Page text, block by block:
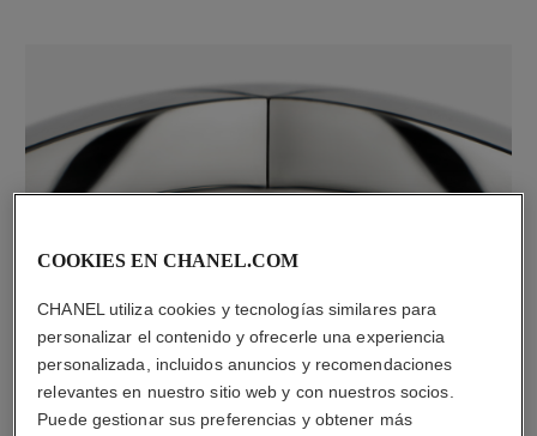
Oro blanco de 18 quilates
DESCUBRA TAMBIÉN
COOKIES EN CHANEL.COM
CHANEL utiliza cookies y tecnologías similares para
personalizar el contenido y ofrecerle una experiencia
personalizada, incluidos anuncios y recomendaciones
relevantes en nuestro sitio web y con nuestros socios.
Puede gestionar sus preferencias y obtener más